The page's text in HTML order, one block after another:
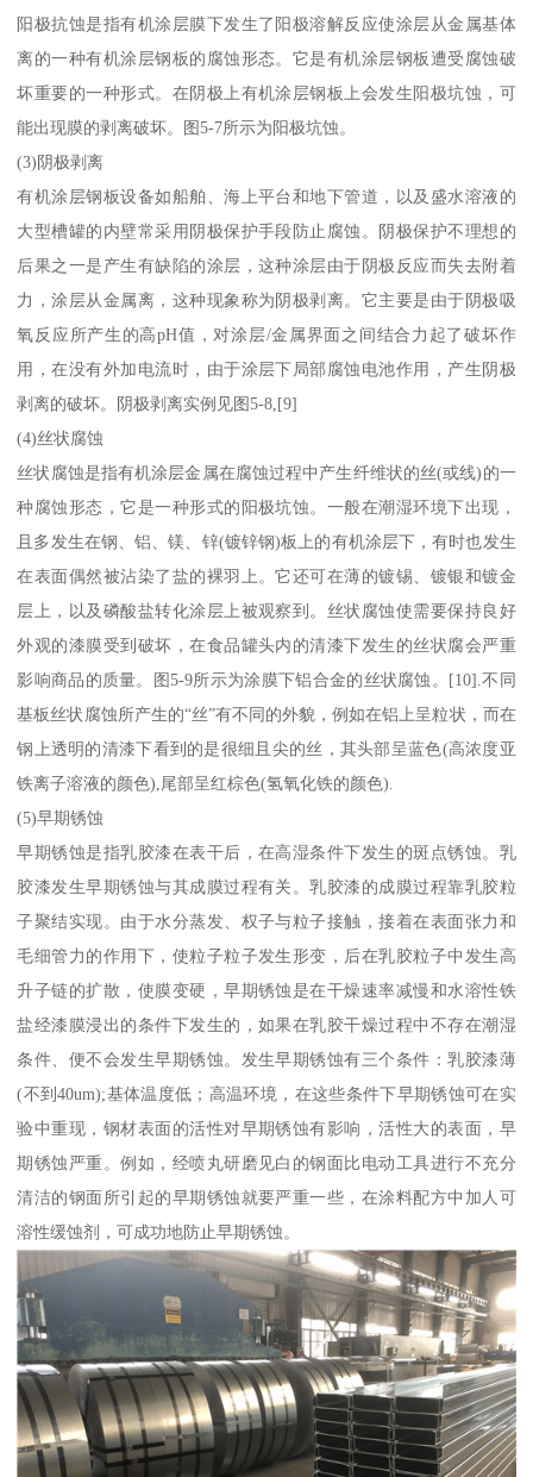
阳极抗蚀是指有机涂层膜下发生了阳极溶解反应使涂层从金属基体
离的一种有机涂层钢板的腐蚀形态。它是有机涂层钢板遭受腐蚀破
坏重要的一种形式。在阴极上有机涂层钢板上会发生阳极坑蚀，可
能出现膜的剥离破坏。图5-7所示为阳极坑蚀。
(3)阴极剥离
有机涂层钢板设备如船舶、海上平台和地下管道，以及盛水溶液的
大型槽罐的内壁常采用阴极保护手段防止腐蚀。阴极保护不理想的
后果之一是产生有缺陷的涂层，这种涂层由于阴极反应而失去附着
力，涂层从金属离，这种现象称为阴极剥离。它主要是由于阴极吸
氧反应所产生的高pH值，对涂层/金属界面之间结合力起了破坏作
用，在没有外加电流时，由于涂层下局部腐蚀电池作用，产生阴极
剥离的破坏。阴极剥离实例见图5-8,[9]
(4)丝状腐蚀
丝状腐蚀是指有机涂层金属在腐蚀过程中产生纤维状的丝(或线)的一
种腐蚀形态，它是一种形式的阳极坑蚀。一般在潮湿环境下出现，
且多发生在钢、铝、镁、锌(镀锌钢)板上的有机涂层下，有时也发生
在表面偶然被沾染了盐的裸羽上。它还可在薄的镀锡、镀银和镀金
层上，以及磷酸盐转化涂层上被观察到。丝状腐蚀使需要保持良好
外观的漆膜受到破坏，在食品罐头内的清漆下发生的丝状腐会严重
影响商品的质量。图5-9所示为涂膜下铝合金的丝状腐蚀。[10].不同
基板丝状腐蚀所产生的“丝”有不同的外貌，例如在铝上呈粒状，而在
钢上透明的清漆下看到的是很细且尖的丝，其头部呈蓝色(高浓度亚
铁离子溶液的颜色),尾部呈红棕色(氢氧化铁的颜色).
(5)早期锈蚀
早期锈蚀是指乳胶漆在表干后，在高湿条件下发生的斑点锈蚀。乳
胶漆发生早期锈蚀与其成膜过程有关。乳胶漆的成膜过程靠乳胶粒
子聚结实现。由于水分蒸发、权子与粒子接触，接着在表面张力和
毛细管力的作用下，使粒子粒子发生形变，后在乳胶粒子中发生高
升子链的扩散，使膜变硬，早期锈蚀是在干燥速率减慢和水溶性铁
盐经漆膜浸出的条件下发生的，如果在乳胶干燥过程中不存在潮湿
条件、便不会发生早期锈蚀。发生早期锈蚀有三个条件：乳胶漆薄
(不到40um);基体温度低；高温环境，在这些条件下早期锈蚀可在实
验中重现，钢材表面的活性对早期锈蚀有影响，活性大的表面，早
期锈蚀严重。例如，经喷丸研磨见白的钢面比电动工具进行不充分
清洁的钢面所引起的早期锈蚀就要严重一些，在涂料配方中加人可
溶性缓蚀剂，可成功地防止早期锈蚀。